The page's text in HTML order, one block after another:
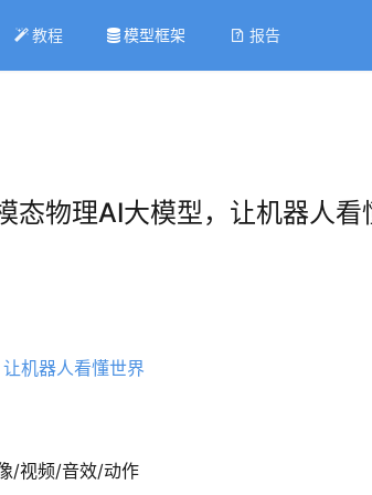
教程 模型框架 报告
物理AI大模型，让机器人看
/视频/音效/动作